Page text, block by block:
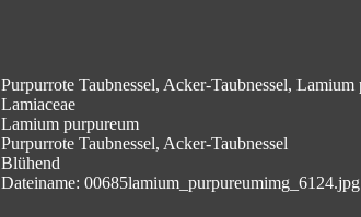
Purpurrote Taubnessel, Acker-Taubnessel, Lamium
Lamiaceae
Lamium purpureum
Purpurrote Taubnessel, Acker-Taubnessel
Blühend
Dateiname: 00685lamium_purpureumimg_6124.jpg